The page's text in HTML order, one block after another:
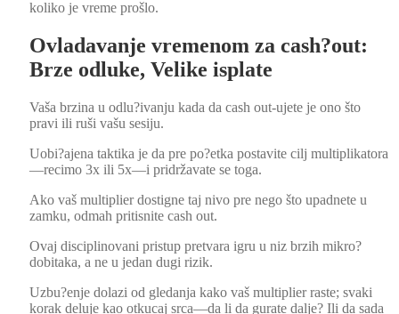
koliko je vreme proš­lo.
Ovladavanje vremenom za cash?out:
Brze odluke, Velike isplate
Vaša brz­i­na u odlu?ivanju kada da cash out-ujete je ono što
pravi ili ruši vašu sesi­ju.
Uobi?ajena tak­ti­ka je da pre po?etka postavite cilj multiplikatora
—recimo 3x ili 5x—i pridrža­vate se toga.
Ako vaš mul­ti­pli­er dostigne taj nivo pre nego što upad­nete u
zamku, odmah pri­tis­nite cash out.
Ovaj dis­ci­plino­vani prist­up pret­vara igru u niz brz­ih mikro?
dobitaka, a ne u jedan dugi rizik.
Uzbu?enje dolazi od gledan­ja kako vaš mul­ti­pli­er raste; sva­ki
korak delu­je kao otku­caj srca—da li da gurate dal­je? Ili da sada